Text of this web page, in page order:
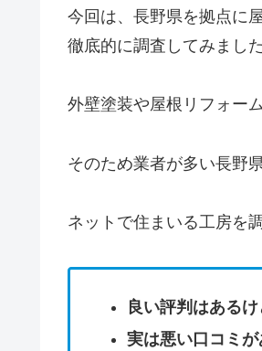
今回は、長野県を拠点に
徹底的に調査してみました
外壁塗装や屋根リフォー
そのため業者が多い長野
ネットで住まいる工房を
良い評判はある
実は悪い口コミ